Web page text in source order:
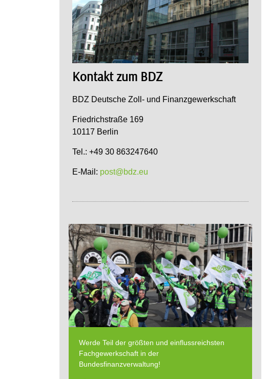
Kontakt zum BDZ
BDZ Deutsche Zoll- und Finanzgewerkschaft
Friedrichstraße 169
10117 Berlin
Tel.: +49 30 863247640
E-Mail: post@bdz.eu
Werde Teil der größten und einflussreichsten
Fachgewerkschaft in der
Bundesfinanzverwaltung!